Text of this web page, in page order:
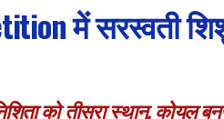
में सरस्वती
को तीसरा स्थान, कोयल